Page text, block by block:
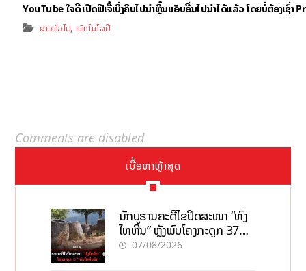
YouTube ໃຈດີ ເປີດຟີເຈີ້ເບິ່ງຄິບໄປນຳຫຼິ້ນແອັບອື່ນໄປນຳໄດ້ແລ້ວ ໂດຍບໍ່ຕ້ອງເຊົ່າ
ຂ່າວທົ່ວໄປ, ເທັກໂນໂລຢີ
Comments are disabled
ເນື້ອຫາຫຼ້າສຸດ
ນັກບູຮານຄະດີໄຂປິດສະໜາ “ທົ່ງ
ໄຫຫີນ” ຫຼັງພົບໂຄງກະດູກ 37
ຄົນໃນຫີນຍັກ
07/08/2026